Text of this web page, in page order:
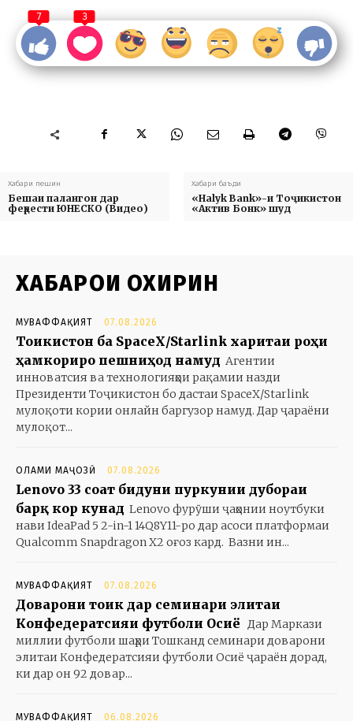
7 3
Хабари пешин
Бешаи палангон дар
феҳрести ЮНЕСКО (Видео)
Хабари баъди
«Halyk Bank»-и Тоҷикистон
«Актив Бонк» шуд
ХАБАРҲОИ ОХИРИН
МУВАФФАҚИЯТ 07.08.2026
Тоҷикистон ба SpaceX/Starlink харитаи роҳи
ҳамкориро пешниҳод намуд Агентии
инноватсия ва технологияҳои рақамии назди
Президенти Тоҷикистон бо дастаи SpaceX/Starlink
мулоқоти кории онлайн баргузор намуд. Дар ҷараёни
мулоқот...
ОЛАМИ МАҶОЗӢ 07.08.2026
Lenovo 33 соат бидуни пуркунии дубораи
барқ кор кунад Lenovo фурӯши ҷаҳонии ноутбуки
нави IdeaPad 5 2-in-1 14Q8Y11-ро дар асоси платформаи
Qualcomm Snapdragon X2 оғоз кард. Вазни ин...
МУВАФФАҚИЯТ 07.08.2026
Доварони тоҷик дар семинари элитаи
Конфедератсияи футболи Осиё Дар Маркази
миллии футболи шаҳри Тошканд семинари доварони
элитаи Конфедератсияи футболи Осиё ҷараён дорад,
ки дар он 92 довар...
МУВАФФАҚИЯТ 06.08.2026